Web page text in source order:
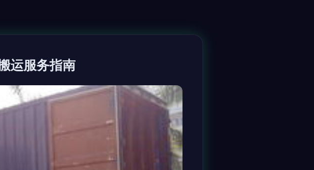
运服务指南